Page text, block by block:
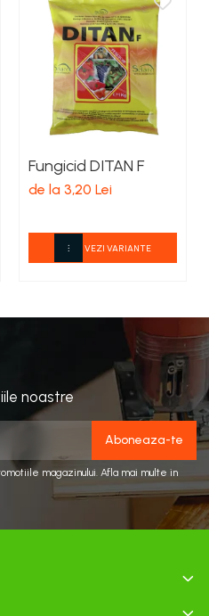
Fungicid DITAN F
de la 3,20 Lei
VEZI VARIANTE
noastre
magazinului. Afla mai multe in